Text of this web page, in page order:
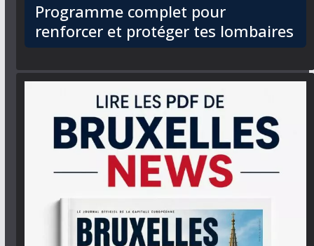
Programme complet pour
renforcer et protéger tes lombaires